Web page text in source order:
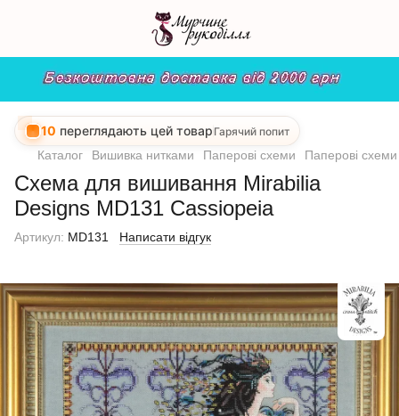
10 переглядають цей товар Гарячий попит
Каталог Вишивка нитками Паперові схеми Паперові
Схема для вишивання Mirabilia
Designs MD131 Cassiopeia
Артикул: MD131 Написати відгук